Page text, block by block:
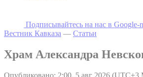
Подписывайтесь на наc в Google-
Вестник Кавказа — Статьи
Храм Александра
Опубликовано: 2:00, 5 авг 2026 (UTC+3